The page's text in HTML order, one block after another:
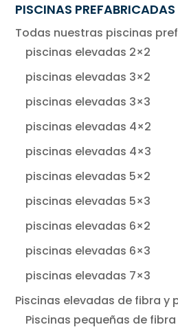
PISCINAS
Todas nuestras piscinas
piscinas elevadas 2×2
piscinas elevadas 3×2
piscinas elevadas 3×3
piscinas elevadas 4×2
piscinas elevadas 4×3
piscinas elevadas 5×2
piscinas elevadas 5×3
piscinas elevadas 6×2
piscinas elevadas 6×3
piscinas elevadas 7×3
Piscinas elevadas de fibra y
Piscinas pequeñas de fibra